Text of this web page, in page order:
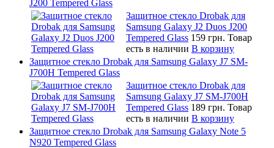
J200 Tempered Glass
Защитное стекло Drobak для
Samsung Galaxy J2 Duos J200
Tempered Glass 159 грн. Товар
есть в наличии В корзину
Защитное стекло Drobak для Samsung Galaxy J7 SM-
J700H Tempered Glass
Защитное стекло Drobak для
Samsung Galaxy J7 SM-J700H
Tempered Glass 189 грн. Товар
есть в наличии В корзину
Защитное стекло Drobak для Samsung Galaxy Note 5
N920 Tempered Glass